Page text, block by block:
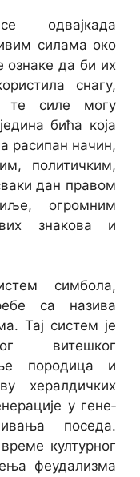
силама око
ознаке да би их
снагу,
те силе могу
бића која
расипан начин,
поли­тичким,
дан правом
огромним
знакова и
симбола,
са назива
Тај систем је
витешког
породица и
хералдичких
у гене­
поседа.
културног
феудализма